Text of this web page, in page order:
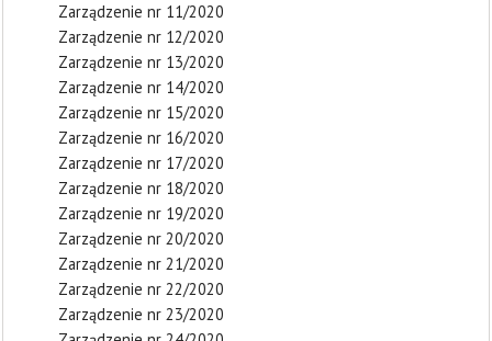
Zarządzenie nr 11/2020
Zarządzenie nr 12/2020
Zarządzenie nr 13/2020
Zarządzenie nr 14/2020
Zarządzenie nr 15/2020
Zarządzenie nr 16/2020
Zarządzenie nr 17/2020
Zarządzenie nr 18/2020
Zarządzenie nr 19/2020
Zarządzenie nr 20/2020
Zarządzenie nr 21/2020
Zarządzenie nr 22/2020
Zarządzenie nr 23/2020